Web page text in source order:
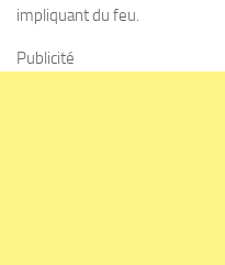
impliquant du feu.
Publicité